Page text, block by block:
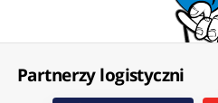
Partnerzy logistyczni